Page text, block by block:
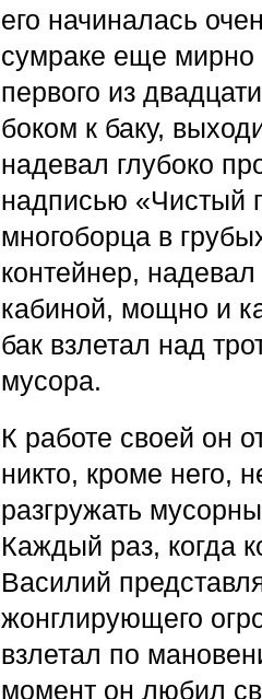
его начиналась
сумраке еще мирно
первого из
боком к баку,
надевал глубоко
надписью «Чистый
многоборца в
контейнер,
кабиной, мощно и
бак взлетал над
мусора.
К работе своей он
никто, кроме него,
разгружать
Каждый раз, когда
Василий
жонглирующего
взлетал по
момент он любил